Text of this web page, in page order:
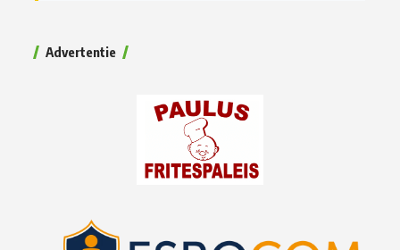
Advertentie